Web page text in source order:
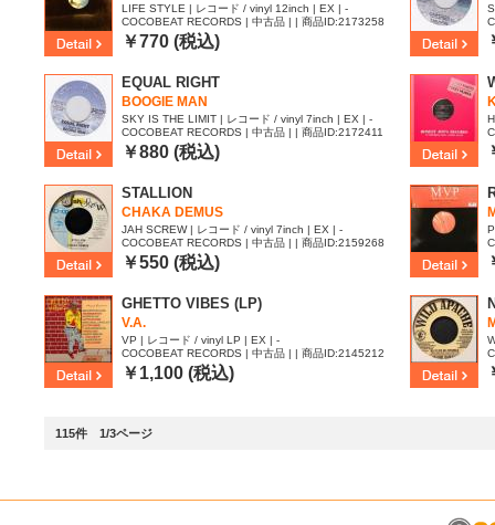
LIFE STYLE | レコード / vinyl 12inch | EX | -
COCOBEAT RECORDS | 中古品 | | 商品ID:2173258
￥770 (税込)
EQUAL RIGHT
BOOGIE MAN
SKY IS THE LIMIT | レコード / vinyl 7inch | EX | -
COCOBEAT RECORDS | 中古品 | | 商品ID:2172411
￥880 (税込)
STALLION
CHAKA DEMUS
JAH SCREW | レコード / vinyl 7inch | EX | -
COCOBEAT RECORDS | 中古品 | | 商品ID:2159268
￥550 (税込)
GHETTO VIBES (LP)
V.A.
VP | レコード / vinyl LP | EX | -
COCOBEAT RECORDS | 中古品 | | 商品ID:2145212
￥1,100 (税込)
115件 1/3ページ